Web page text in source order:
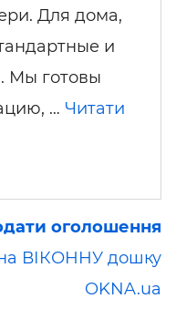
Для дома,
и
Мы готовы
… Читати
оголошення
ВІКОННУ дошку
OKNA.ua